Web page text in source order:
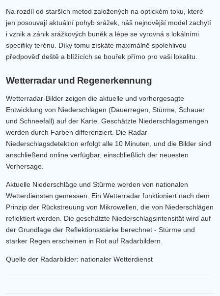
Na rozdíl od starších metod založených na optickém toku, které
jen posouvají aktuální pohyb srážek, náš nejnovější model zachytí
i vznik a zánik srážkových buněk a lépe se vyrovná s lokálními
specifiky terénu. Díky tomu získáte maximálně spolehlivou
předpověď deště a blížících se bouřek přímo pro vaši lokalitu.
Wetterradar und Regenerkennung
Wetterradar-Bilder zeigen die aktuelle und vorhergesagte
Entwicklung von Niederschlägen (Dauerregen, Stürme, Schauer
und Schneefall) auf der Karte. Geschätzte Niederschlagsmengen
werden durch Farben differenziert. Die Radar-
Niederschlagsdetektion erfolgt alle 10 Minuten, und die Bilder sind
anschließend online verfügbar, einschließlich der neuesten
Vorhersage.
Aktuelle Niederschläge und Stürme werden von nationalen
Wetterdiensten gemessen. Ein Wetterradar funktioniert nach dem
Prinzip der Rückstreuung von Mikrowellen, die von Niederschlägen
reflektiert werden. Die geschätzte Niederschlagsintensität wird auf
der Grundlage der Reflektionsstärke berechnet - Stürme und
starker Regen erscheinen in Rot auf Radarbildern.
Quelle der Radarbilder: nationaler Wetterdienst